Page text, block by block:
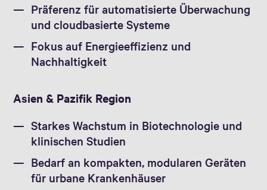
Präferenz für automatisierte Überwachung
und cloudbasierte Systeme
Fokus auf Energieeffizienz und
Nachhaltigkeit
Asien & Pazifik Region
Starkes Wachstum in Biotechnologie und
klinischen Studien
Bedarf an kompakten, modularen Geräten
für urbane Krankenhäuser